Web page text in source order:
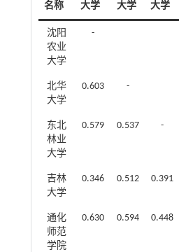
名称
大学
大学
大学
沈阳
农业
大学
-
北华
大学
0.603 -
东北
林业
大学
0.579 0.537 -
吉林
大学
0.346 0.512 0.391
通化
师范
学院
0.630 0.594 0.448